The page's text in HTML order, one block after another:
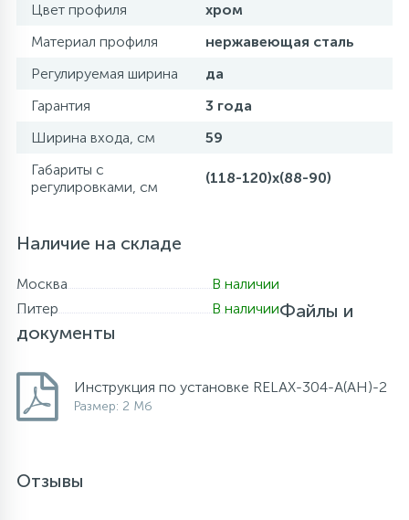
Цвет профиля
хром
Материал профиля
нержавеющая сталь
Регулируемая ширина
да
Гарантия
3 года
Ширина входа, см
59
Габариты с
регулировками, см
(118-120)x(88-90)
Наличие на складе
Москва
В наличии
Питер
В наличииФайлы и
документы
Инструкция по установке RELAX-304-A(AH)-2
Размер: 2 Мб
Отзывы